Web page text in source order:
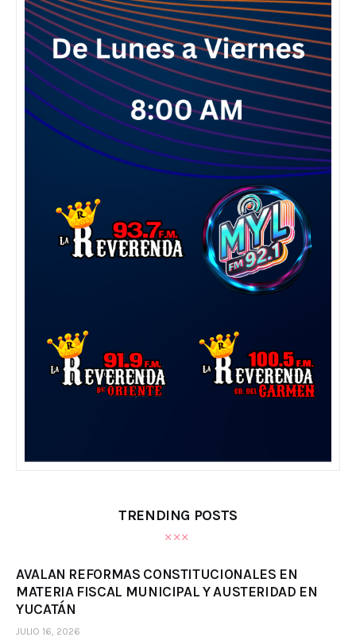
TRENDING POSTS
AVALAN REFORMAS CONSTITUCIONALES EN
MATERIA FISCAL MUNICIPAL Y AUSTERIDAD EN
YUCATÁN
JULIO 16, 2026